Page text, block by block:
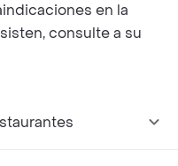
en la
consulte a su